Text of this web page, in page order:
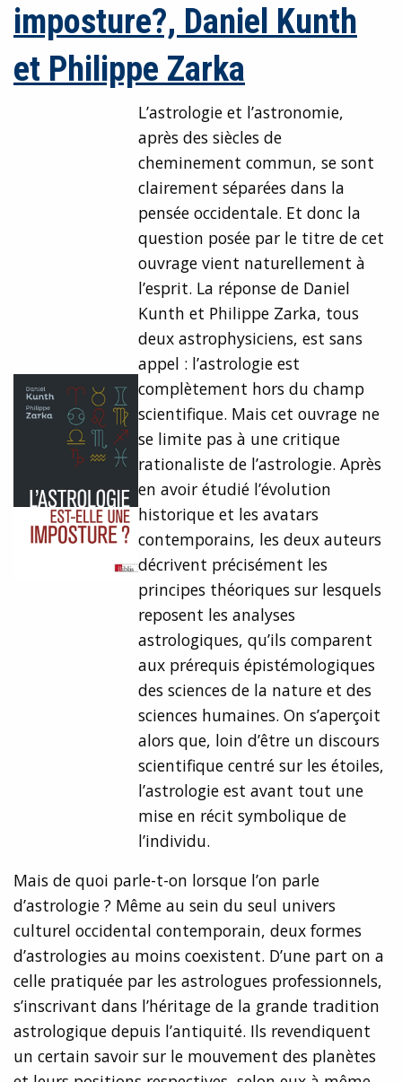
imposture?, Daniel Kunth
et Philippe Zarka
L’astrologie et l’astronomie,
après des siècles de
cheminement commun, se sont
clairement séparées dans la
pensée occidentale. Et donc la
question posée par le titre de cet
ouvrage vient naturellement à
l’esprit. La réponse de Daniel
Kunth et Philippe Zarka, tous
deux astrophysiciens, est sans
appel : l’astrologie est
complètement hors du champ
scientifique. Mais cet ouvrage ne
se limite pas à une critique
rationaliste de l’astrologie. Après
en avoir étudié l’évolution
historique et les avatars
contemporains, les deux auteurs
décrivent précisément les
principes théoriques sur lesquels
reposent les analyses
astrologiques, qu’ils comparent
aux prérequis épistémologiques
des sciences de la nature et des
sciences humaines. On s’aperçoit
alors que, loin d’être un discours
scientifique centré sur les étoiles,
l’astrologie est avant tout une
mise en récit symbolique de
l’individu.
Mais de quoi parle-t-on lorsque l’on parle
d’astrologie ? Même au sein du seul univers
culturel occidental contemporain, deux formes
d’astrologies au moins coexistent. D’une part on a
celle pratiquée par les astrologues professionnels,
s’inscrivant dans l’héritage de la grande tradition
astrologique depuis l’antiquité. Ils revendiquent
un certain savoir sur le mouvement des planètes